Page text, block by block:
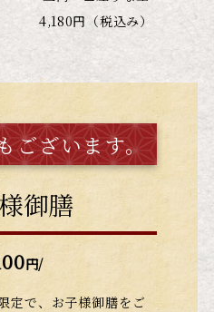
4,180円（税込み）
ございます。
御膳
円/
定で、お子様御膳をご